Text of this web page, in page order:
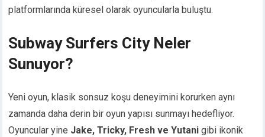
platformlarında küresel olarak oyuncularla buluştu.
Subway Surfers City Neler
Sunuyor?
Yeni oyun, klasik sonsuz koşu deneyimini korurken aynı
zamanda daha derin bir oyun yapısı sunmayı hedefliyor.
Oyuncular yine Jake, Tricky, Fresh ve Yutani gibi ikonik